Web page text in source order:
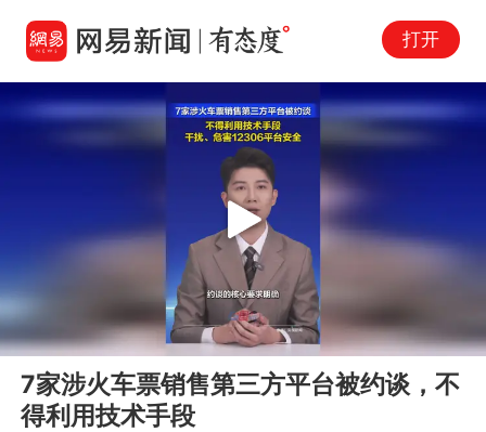
打开
00:00 00:30
Play
7家涉火车票销售第三方平台被约谈，不
得利用技术手段